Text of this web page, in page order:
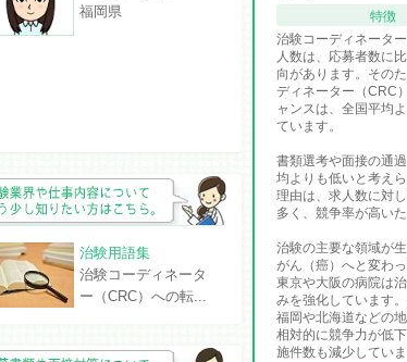
福岡県
治験用語集
治験コーディネータ
ー（CRC）への転...
特徴
治験コーディネータ
人数は、応募者数に
向があります。その
ディネーター（CRC
ャンスは、全国平均
ています。
書類選考や面接の通
均よりも低いと考え
理由は、求人数に対
多く、競争率が高いた
治験の主要な領域が
がん（癌）へと変わっ
東京や大阪の病院は
みを強化しています。
福岡や北海道などの地
相対的に競争力が低
施件数も減少していま